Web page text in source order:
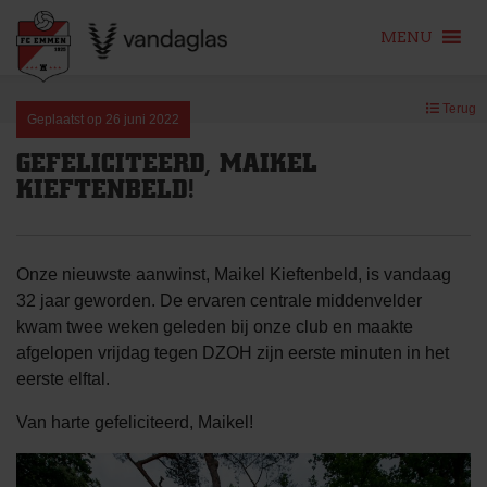
content
MENU
Geplaatst op 26 juni 2022
Terug
GEFELICITEERD, MAIKEL
KIEFTENBELD!
Onze nieuwste aanwinst, Maikel Kieftenbeld, is vandaag
32 jaar geworden. De ervaren centrale middenvelder
kwam twee weken geleden bij onze club en maakte
afgelopen vrijdag tegen DZOH zijn eerste minuten in het
eerste elftal.
Van harte gefeliciteerd, Maikel!